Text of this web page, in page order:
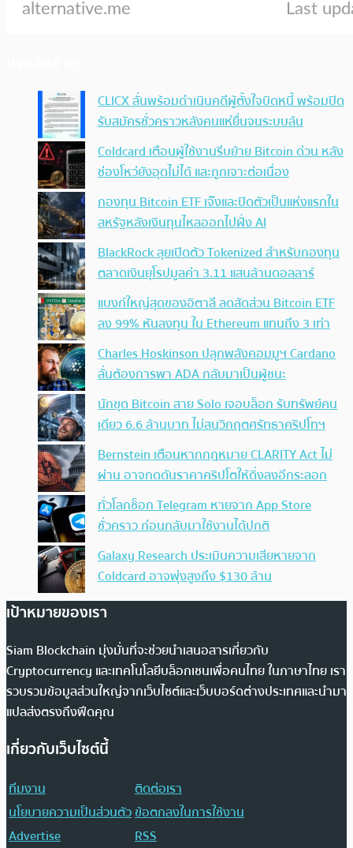
CLICX ลั่นพร้อมดำเนินคดีผู้ตั้งใจบิดหนี้ พร้อมปิด
รับสมัครชั่วคราวหลังคนแห่ยื่นจนระบบล้น
Coldcard เตือนผู้ใช้งานรีบย้าย Bitcoin ด่วน หลัง
ช่องโหว่ยังอุดไม่ได้ และถูกเจาะต่อเนื่อง
กองทุน Bitcoin ETF เจ๊งและปิดตัวเป็นแห่งแรกใน
สหรัฐหลังเงินทุนไหลออกไปฝั่ง AI
BlackRock ลุยเปิดตัว Tokenized สำหรับกองทุน
ตลาดเงินยุโรปมูลค่า 3.11 แสนล้านดอลลาร์
แบงก์ใหญ่สุดของอิตาลี ลดสัดส่วน Bitcoin ETF
ลง 99% หันลงทุน ใน Ethereum แทนถึง 3 เท่า
Charles Hoskinson ปลุกพลังคอมมูฯ Cardano
ลั่นต้องการพา ADA กลับมาเป็นผู้ชนะ
นักขุด Bitcoin สาย Solo เจอบล็อก รับทรัพย์คน
เดียว 6.6 ล้านบาท ไม่สนวิกฤตศรัทธาคริปโทฯ
Bernstein เตือนหากกฎหมาย CLARITY Act ไม่
ผ่าน อาจกดดันราคาคริปโตให้ดิ่งลงอีกระลอก
ทั่วโลกช็อก Telegram หายจาก App Store
ชั่วคราว ก่อนกลับมาใช้งานได้ปกติ
Galaxy Research ประเมินความเสียหายจาก
Coldcard อาจพุ่งสูงถึง $130 ล้าน
เป้าหมายของเรา
Siam Blockchain มุ่งมั่นที่จะช่วยนำเสนอสารเกี่ยวกับ
Cryptocurrency และเทคโนโลยีบล็อกเชนเพื่อคนไทย ในภาษาไทย เรา
รวบรวมข้อมูลส่วนใหญ่จากเว็บไซต์และเว็บบอร์ดต่างประเทศและนำมา
แปลส่งตรงถึงฟีดคุณ
เกี่ยวกับเว็บไซต์นี้
ทีมงาน
ติดต่อเรา
นโยบายความเป็นส่วนตัวข้อตกลงในการใช้งาน
Advertise
RSS